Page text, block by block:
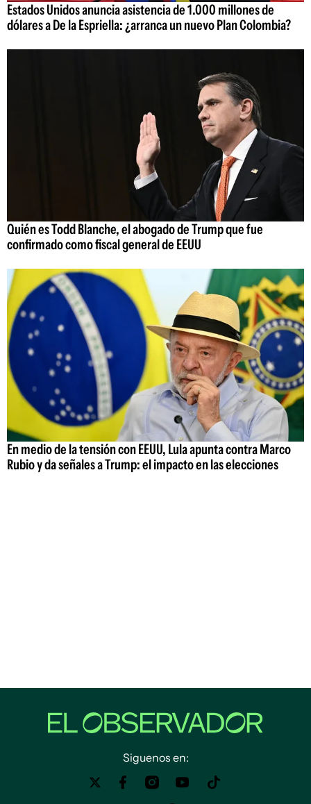
Estados Unidos anuncia asistencia de 1.000 millones de
dólares a De la Espriella: ¿arranca un nuevo Plan Colombia?
Quién es Todd Blanche, el abogado de Trump que fue
confirmado como fiscal general de EEUU
En medio de la tensión con EEUU, Lula apunta contra Marco
Rubio y da señales a Trump: el impacto en las elecciones
Siguenos en: